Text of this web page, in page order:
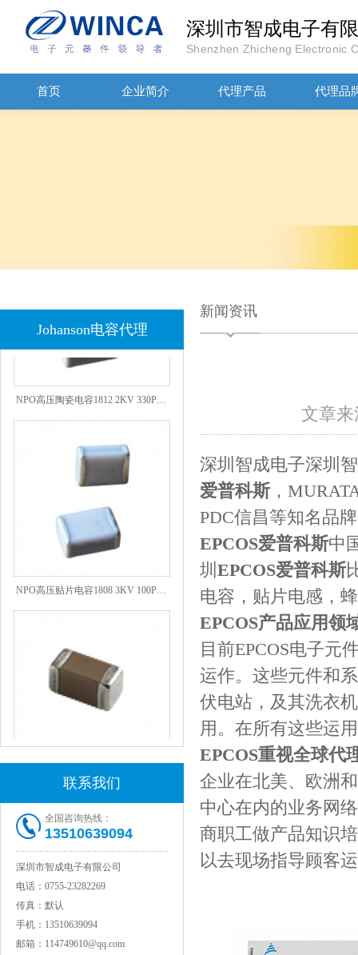
深圳市智成电子有
Shenzhen Zhicheng Electronic
首页 企业简介 代理产品 代理品
Johanson电容代理
联系我们
全国咨询热线：
13510639094
深圳市智成电子有限公司
电话： 0755-23282269
传真： 默认
手机： 13510639094
邮箱： 114749610@qq.com
新闻资讯
文章
深圳智成电子深圳
爱普科斯，
PDC信昌等知名品
EPCOS爱普科斯中
圳 EPCOS爱普科斯
电容，贴片电感，
EPCOS产品应用领
目前EPCOS电子元
运作。这些元件和
伏电站，及其洗衣
用。在所有这些运
EPCOS重视全球代
企业在北美、欧洲
中心在内的业务网
商职工做产品知识
以去现场指导顾客